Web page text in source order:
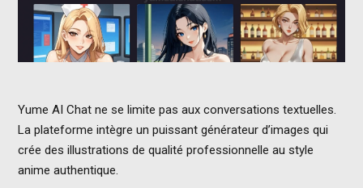
Yume AI Chat ne se limite pas aux conversations textuelles.
La plateforme intègre un puissant générateur d’images qui
crée des illustrations de qualité professionnelle au style
anime authentique.